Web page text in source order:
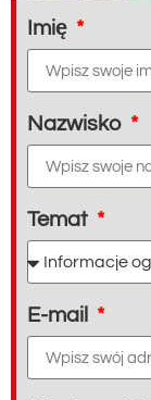
Imię
Nazwisko
Temat
E-mail